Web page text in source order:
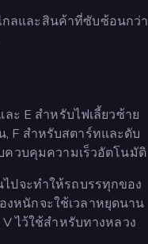
กลและสินค้าที่ซับซ้อนกว่า
ะ E สำหรับไฟเลี้ยวซ้าย
F สำหรับสตาร์ทและดับ
ควบคุมความเร็วอัตโนมัติ
ปจะทำให้รถบรรทุกของ
หนักจะใช้เวลาหยุดนาน
ไว้ใช้สำหรับทางหลวง